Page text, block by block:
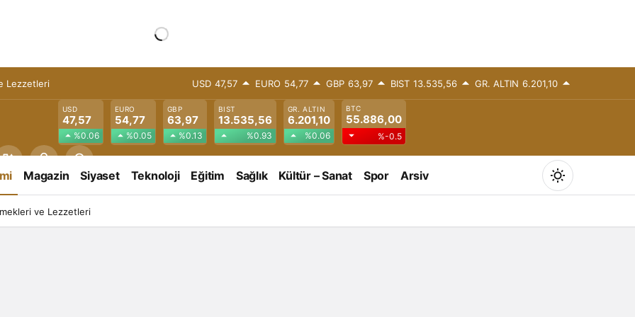
Lezzetleri USD 47,57 EURO 54,77 GBP 63,97 BIST 13.535,56 GR. ALTIN 6.201,10
USD
47,57
%0.06
EURO
54,77
%0.05
GBP
63,97
%0.13
BIST
13.535,56
%0.93
GR. ALTIN
6.201,10
%0.06
BTC
55.886,00
%-0.5
Magazin Siyaset Teknoloji Eğitim Sağlık Kültür – Sanat Spor Arsiv
Mod
değiştir
ve Lezzetleri